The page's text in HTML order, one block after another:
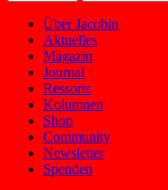
Über Jacobin
Aktuelles
Magazin
Journal
Ressorts
Kolumnen
Shop
Community
Newsletter
Spenden